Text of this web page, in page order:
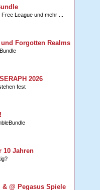
League und mehr ...
Forgotten Realms
2026
fest
10 Jahren
@ Pegasus Spiele